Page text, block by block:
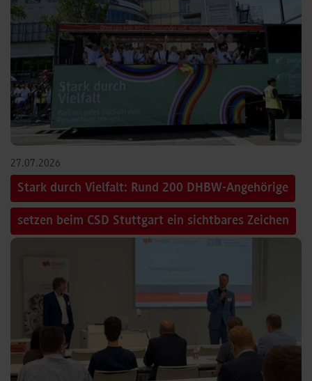
27.07.2026
Stark durch Vielfalt: Rund 200 DHBW-Angehörige
setzen beim CSD Stuttgart ein sichtbares Zeichen